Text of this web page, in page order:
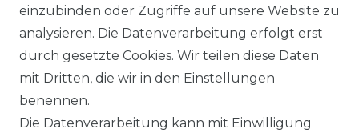
IMPRESSUM
DATENSCHUTZERKLÄRUNG
BARRIEREFREIHEITSERKLÄRUNG
einzubinden oder Zugriffe auf unsere Website zu
analysieren. Die Datenverarbeitung erfolgt erst
durch gesetzte Cookies. Wir teilen diese Daten
mit Dritten, die wir in den Einstellungen
benennen.
Die Datenverarbeitung kann mit Einwilligung